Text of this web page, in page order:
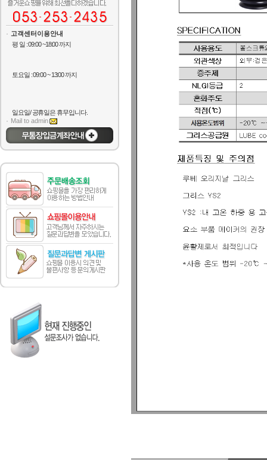
고객센터이용안내
평 일 : 09:00 ~18:00 까지
토요일 : 09:00 ~ 13:00 까지
일요일/ 공휴일은 휴무입니다.
Mail to admin